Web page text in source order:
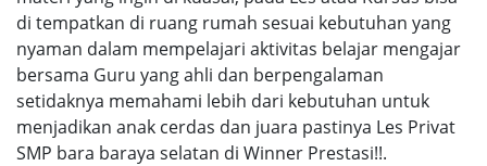
di tempatkan di ruang rumah sesuai kebutuhan yang
nyaman dalam mempelajari aktivitas belajar mengajar
bersama Guru yang ahli dan berpengalaman
setidaknya memahami lebih dari kebutuhan untuk
menjadikan anak cerdas dan juara pastinya Les Privat
SMP bara baraya selatan di Winner Prestasi!!.